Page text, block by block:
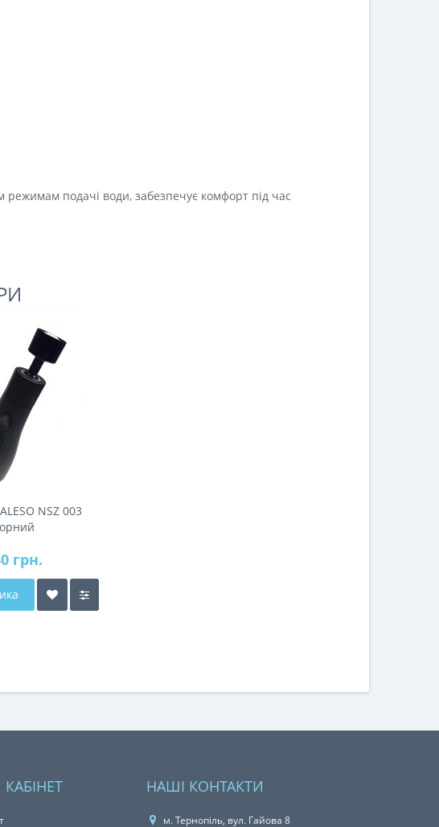
режимам подачі води, забезпечує комфорт під час
NSZ 003
грн.
НАШІ КОНТАКТИ
м. Тернопіль, вул. Гайова 8